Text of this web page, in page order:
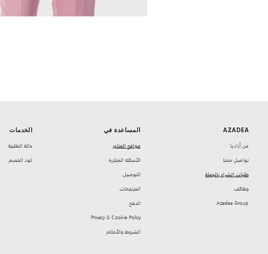
AZADEA
‏عن أزاديا
تواصل معنا
طلبات الشراء بالجملة
‏وظائف
Azadea Group
المساعدة في
مواقع المتاجر
‏الأسئلة المتكررة
‏التوصيل
‏المرتجعات
‏الدفع
Privacy & Cookie Policy
‏الشروط والأحكام
الخدمات
حالة الطلبية
كود الخصم